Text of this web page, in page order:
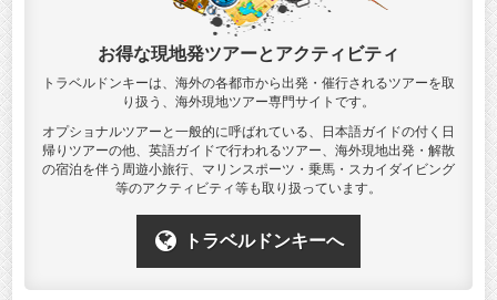
お得な現地発ツアーとアクティビティ
トラベルドンキーは、海外の各都市から出発・催行されるツアーを取
り扱う、海外現地ツアー専門サイトです。
オプショナルツアーと一般的に呼ばれている、日本語ガイドの付く日
帰りツアーの他、英語ガイドで行われるツアー、海外現地出発・解散
の宿泊を伴う周遊小旅行、マリンスポーツ・乗馬・スカイダイビング
等のアクティビティ等も取り扱っています。
トラベルドンキーへ